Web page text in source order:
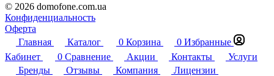
© 2026 domofone.com.ua
Конфиденциальность
Оферта
Главная
Каталог 0 Корзина 0 Избранные
Кабинет
0 Сравнение Акции Контакты
Услуги
Бренды
Отзывы Компания
Лицензии